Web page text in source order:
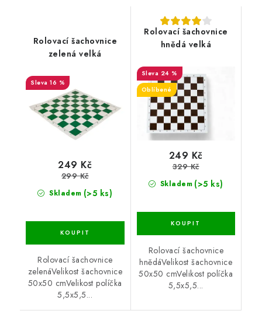
Rolovací šachovnice
zelená velká
16 %
Skladem (>5 ks)
249 Kč
299 Kč
Rolovací šachovnice
zelenáVelikost šachovnice
50x50 cmVelikost políčka
5,5x5,5...
Rolovací šachovnice
hnědá velká
24 %
Oblíbené
Skladem (>5 ks)
249 Kč
329 Kč
Rolovací šachovnice
hnědáVelikost šachovnice
50x50 cmVelikost políčka
5,5x5,5...